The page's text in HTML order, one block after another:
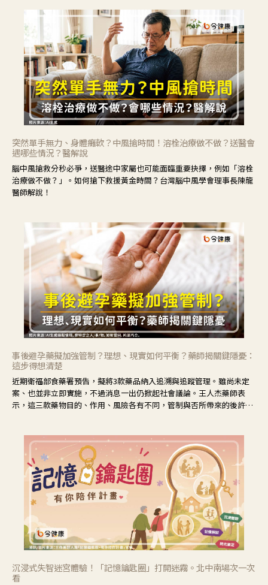
突然單手無力、身體癱軟？中風搶時間！溶栓治療做不做？送醫會
遇哪些情況？醫解說
腦中風搶救分秒必爭，送醫途中家屬也可能面臨重要抉擇，例如「溶栓
治療做不做？」。如何搶下救援黃金時間？台灣腦中風學會理事長陳龍
醫師解說！
事後避孕藥擬加強管制？理想、現實如何平衡？藥師揭關鍵隱憂：
這步得想清楚
近期衛福部食藥署預告，擬將3款藥品納入追溯與追蹤管理。雖尚未定
案、也並非立即實施，不過消息一出仍掀起社會議論。王人杰藥師表
示，這三款藥物目的、作用、風險各有不同，管制與否所帶來的後許影
沉浸式失智迷宮體驗！「記憶鑰匙圈」打開迷霧。北中南場次一次
看